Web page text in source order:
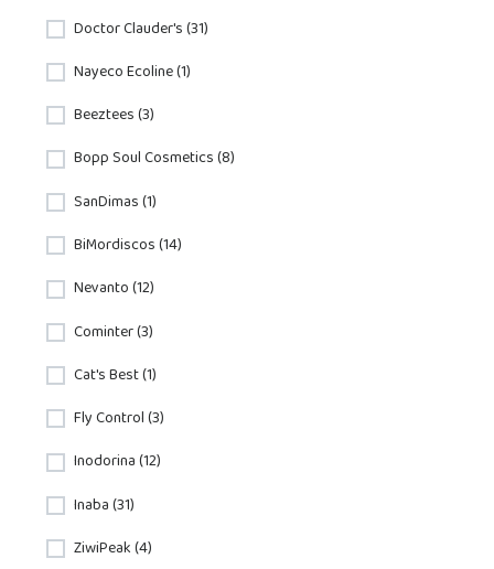
Doctor Clauder's (31)
Nayeco Ecoline (1)
Beeztees (3)
Bopp Soul Cosmetics (8)
SanDimas (1)
BiMordiscos (14)
Nevanto (12)
Cominter (3)
Cat's Best (1)
Fly Control (3)
Inodorina (12)
Inaba (31)
ZiwiPeak (4)